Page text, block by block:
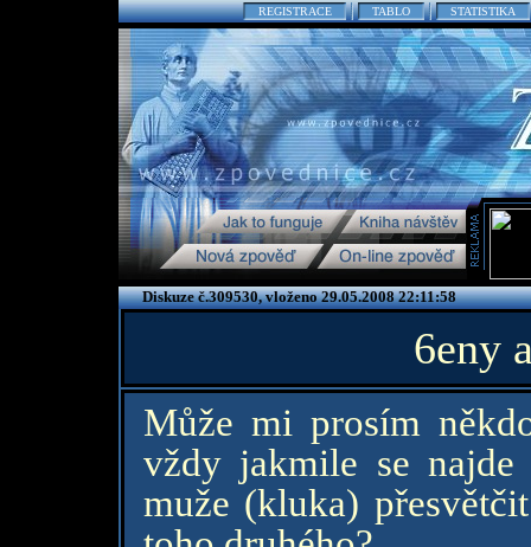
REGISTRACE TABLO STATISTIKA
Diskuze č.309530, vloženo 29.05.2008 22:11:58
6eny
Může mi prosím
vždy jakmile se
muže (kluka)